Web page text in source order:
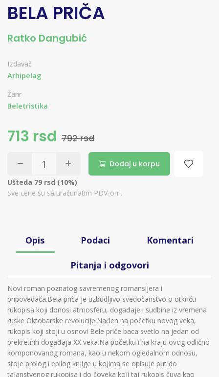
BELA PRIČA
Ratko Dangubić
Izdavač
Arhipelag
Žanr
Beletristika
713 rsd 792 rsd
Dodaj u korpu
Ušteda 79 rsd (10%)
Sve cene su sa uračunatim PDV-om.
Opis Podaci Komentari
Pitanja i odgovori
Novi roman poznatog savremenog romansijera i
pripovedača.Bela priča je uzbudljivo svedočanstvo o otkriću
rukopisa koji donosi atmosferu, događaje i sudbine iz vremena
ruske Oktobarske revolucije.Nađen na početku novog veka,
rukopis koji stoji u osnovi Bele priče baca svetlo na jedan od
prekretnih događaja XX veka.Na početku i na kraju ovog odlično
komponovanog romana, kao u nekom ogledalnom odnosu,
stoje prolog i epilog knjige u kojima se opisuje put do
tajanstvenog rukopisa i do čoveka koji taj rukopis čuva kao